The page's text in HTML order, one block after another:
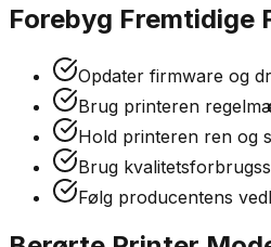
Forebyg Fremtidige
Opdater firmware og
Brug printeren
Hold printeren ren og
Brug
Følg producentens